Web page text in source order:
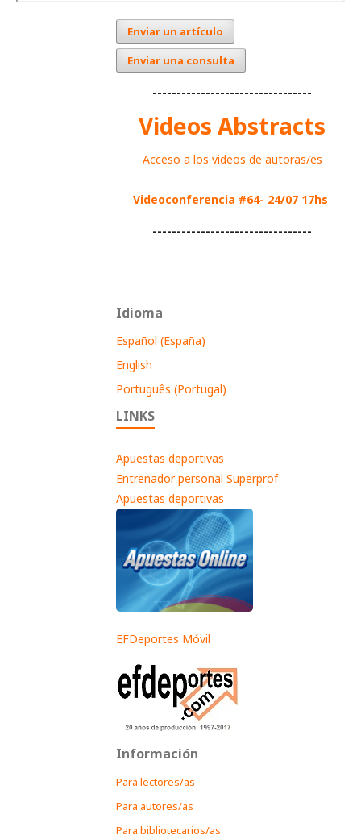
Enviar un artículo
Enviar una consulta
---------------------------------
Videos Abstracts
Acceso a los videos de autoras/es
Videoconferencia #64- 24/07 17hs
---------------------------------
Idioma
Español (España)
English
Português (Portugal)
LINKS
Apuestas deportivas
Entrenador personal Superprof
Apuestas deportivas
EFDeportes Móvil
Información
Para lectores/as
Para autores/as
Para bibliotecarios/as